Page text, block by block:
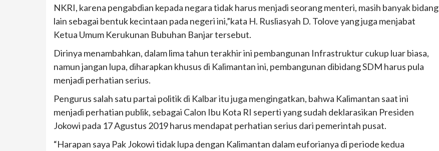
NKRI, karena pengabdian kepada negara tidak harus menjadi seorang menteri, masih banyak bidang
lain sebagai bentuk kecintaan pada negeri ini,”kata H. Rusliasyah D. Tolove yang juga menjabat
Ketua Umum Kerukunan Bubuhan Banjar tersebut.
Dirinya menambahkan, dalam lima tahun terakhir ini pembangunan Infrastruktur cukup luar biasa,
namun jangan lupa, diharapkan khusus di Kalimantan ini, pembangunan dibidang SDM harus pula
menjadi perhatian serius.
Pengurus salah satu partai politik di Kalbar itu juga mengingatkan, bahwa Kalimantan saat ini
menjadi perhatian publik, sebagai Calon Ibu Kota RI seperti yang sudah deklarasikan Presiden
Jokowi pada 17 Agustus 2019 harus mendapat perhatian serius dari pemerintah pusat.
“Harapan saya Pak Jokowi tidak lupa dengan Kalimantan dalam euforianya di periode kedua